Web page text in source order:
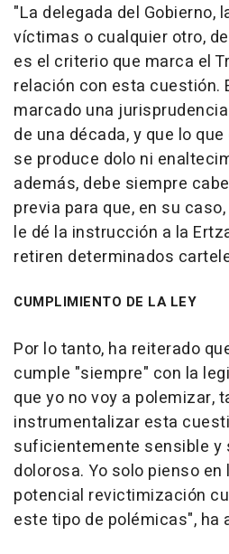
"La delegada del Gobierno,
víctimas o cualquier otro,
es el criterio que marca el
relación con esta cuestión.
marcado una
de una década, y que lo
se produce dolo ni
además, debe siempre
previa para que, en su
le dé la instrucción a la
retiren determinados
CUMPLIMIENTO DE LA LEY
Por lo tanto, ha reiterado
cumple "siempre" con la
que yo no voy a polemizar,
instrumentalizar esta
suficientemente sensible
dolorosa. Yo solo pienso
potencial revictimización
este tipo de polémicas", ha